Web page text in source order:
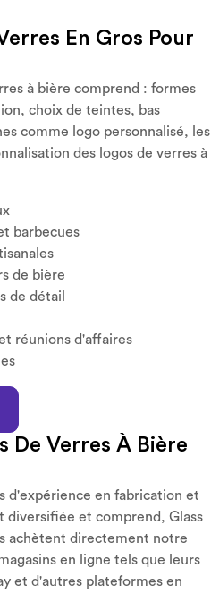
En Gros Pour
à bière comprend : formes
choix de teintes, bas
comme logo personnalisé, les
des logos de verres à
barbecues
de bière
de détail
réunions d'affaires
De Verres À Bière
d'expérience en fabrication et
diversifiée et comprend, Glass
achètent directement notre
en ligne tels que leurs
et d'autres plateformes en